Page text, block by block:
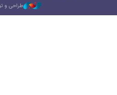
طراحی و